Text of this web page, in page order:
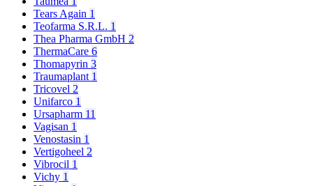
Tears Again 1
Teofarma S.R.L. 1
Thea Pharma GmbH 2
ThermaCare 6
Thomapyrin 3
Traumaplant 1
Tricovel 2
Unifarco 1
Ursapharm 11
Vagisan 1
Venostasin 1
Vertigoheel 2
Vibrocil 1
Vichy 1